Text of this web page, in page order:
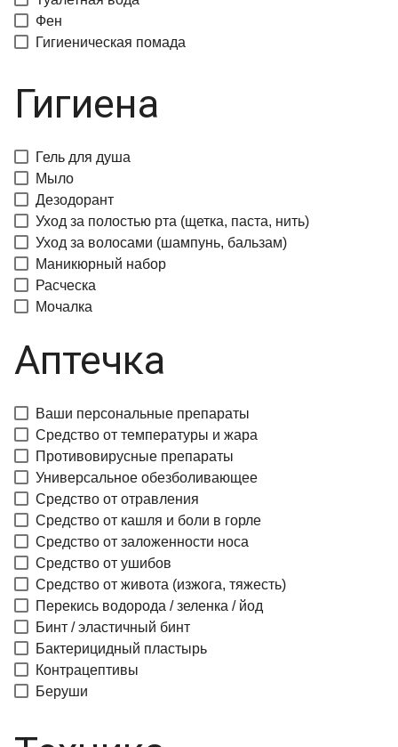
Фен
Гигиеническая помада
Гигиена
Гель для душа
Мыло
Дезодорант
Уход за полостью рта (щетка, паста, нить)
Уход за волосами (шампунь, бальзам)
Маникюрный набор
Расческа
Мочалка
Аптечка
Ваши персональные препараты
Средство от температуры и жара
Противовирусные препараты
Универсальное обезболивающее
Средство от отравления
Средство от кашля и боли в горле
Средство от заложенности носа
Средство от ушибов
Средство от живота (изжога, тяжесть)
Перекись водорода / зеленка / йод
Бинт / эластичный бинт
Бактерицидный пластырь
Контрацептивы
Беруши